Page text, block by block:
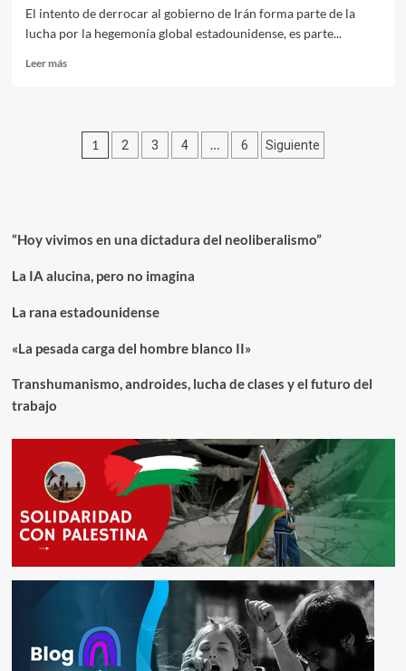
El intento de derrocar al gobierno de Irán forma parte de la
lucha por la hegemonía global estadounidense, es parte...
Leer másLeer
Irán
Estados
Unidos
para
recuperar
hegemonía
Paginación
1 2 3 4 … 6 Siguiente
“Hoy vivimos en una dictadura del neoliberalismo”
La IA alucina, pero no imagina
La rana estadounidense
«La pesada carga del hombre blanco II»
Transhumanismo, androides, lucha de clases y el futuro del
trabajo